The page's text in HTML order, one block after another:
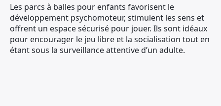
Les parcs à balles pour enfants favorisent le
développement psychomoteur, stimulent les sens et
offrent un espace sécurisé pour jouer. Ils sont idéaux
pour encourager le jeu libre et la socialisation tout en
étant sous la surveillance attentive d’un adulte.